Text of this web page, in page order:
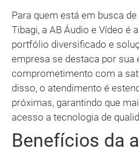
Para quem está em busca
Tibagi, a AB Áudio e Vídeo é
portfólio diversificado e
empresa se destaca por sua
comprometimento com a
disso, o atendimento é
próximas, garantindo que
acesso a tecnologia de
Benefícios da